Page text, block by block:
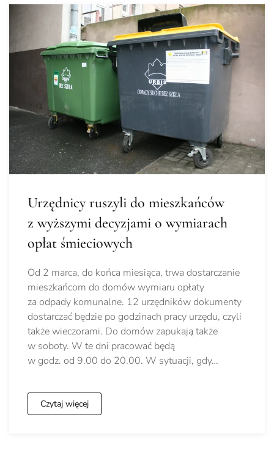
Urzędnicy ruszyli do mieszkańców
z wyższymi decyzjami o wymiarach
opłat śmieciowych
Od 2 marca, do końca miesiąca, trwa dostarczanie
mieszkańcom do domów wymiaru opłaty
za odpady komunalne. 12 urzędników dokumenty
dostarczać będzie po godzinach pracy urzędu, czyli
także wieczorami. Do domów zapukają także
w soboty. W te dni pracować będą
w godz. od 9.00 do 20.00. W sytuacji, gdy…
Czytaj więcej